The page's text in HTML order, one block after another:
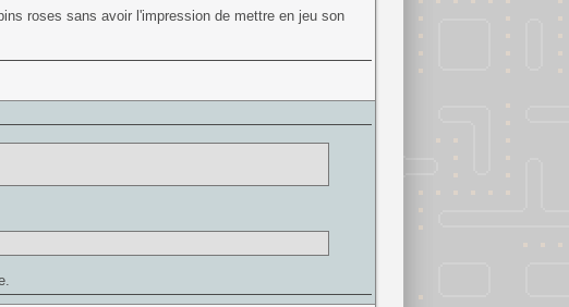
roses sans avoir l'impression de mettre en jeu son